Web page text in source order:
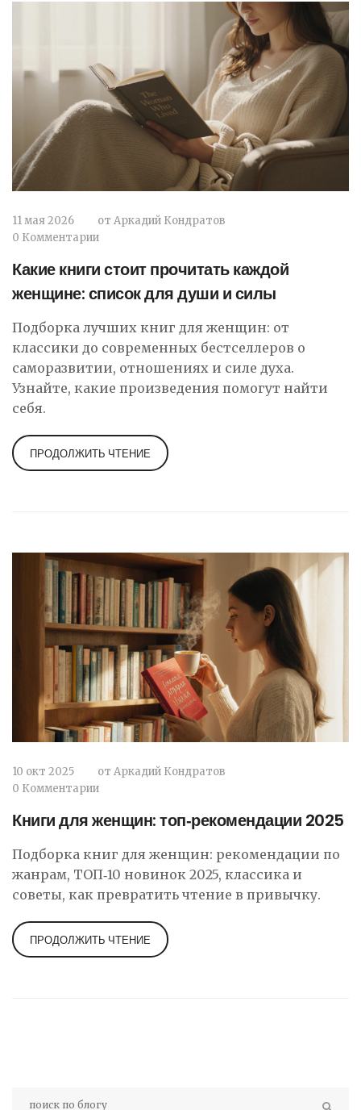
11 мая 2026 от Аркадий Кондратов
0 Комментарии
Какие книги стоит прочитать каждой
женщине: список для души и силы
Подборка лучших книг для женщин: от
классики до современных бестселлеров о
саморазвитии, отношениях и силе духа.
Узнайте, какие произведения помогут найти
себя.
ПРОДОЛЖИТЬ ЧТЕНИЕ
10 окт 2025 от Аркадий Кондратов
0 Комментарии
Книги для женщин: топ‑рекомендации 2025
Подборка книг для женщин: рекомендации по
жанрам, ТОП‑10 новинок 2025, классика и
советы, как превратить чтение в привычку.
ПРОДОЛЖИТЬ ЧТЕНИЕ